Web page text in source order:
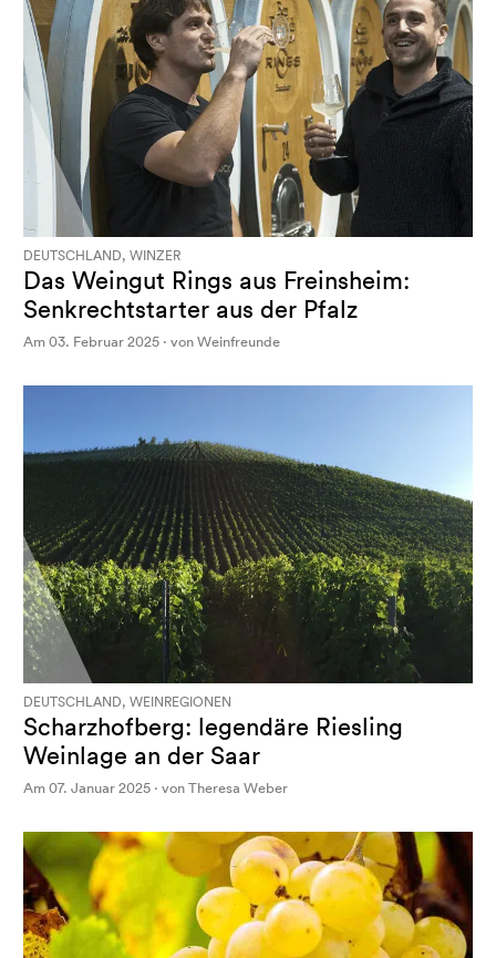
DEUTSCHLAND, WINZER
Das Weingut Rings aus Freinsheim:
Senkrechtstarter aus der Pfalz
Am 03. Februar 2025 · von Weinfreunde
DEUTSCHLAND, WEINREGIONEN
Scharzhofberg: legendäre Riesling
Weinlage an der Saar
Am 07. Januar 2025 · von Theresa Weber